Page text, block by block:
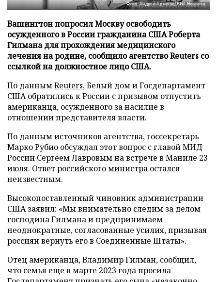
Фото: Андрей Архипов/РИА Новости
Вашингтон попросил Москву освободить
осужденного в России гражданина США Роберта
Гилмана для прохождения медицинского
лечения на родине, сообщило агентство Reuters со
ссылкой на должностное лицо США.
По даннымReuters, Белый дом и Госдепартамент
США обратились к России с призывом отпустить
американца, осужденного за насилие в
отношении представителя власти.
По данным источников агентства, госсекретарь
Марко Рубио обсуждал этот вопрос с главой МИД
России Сергеем Лавровым на встрече в Маниле 23
июля. Ответ российского министра остался
неизвестным.
Высокопоставленный чиновник администрации
США заявил: «Мы внимательно следим за делом
господина Гилмана и предпринимаем
неоднократные, согласованные усилия, призывая
россиян вернуть его в Соединенные Штаты».
Отец американца, Владимир Гилман, сообщил,
что семья еще в марте 2023 года просила